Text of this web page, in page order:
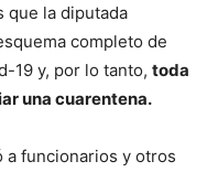
que la diputada
completo de
19 y, por lo tanto, toda
una cuarentena.
a funcionarios y otros